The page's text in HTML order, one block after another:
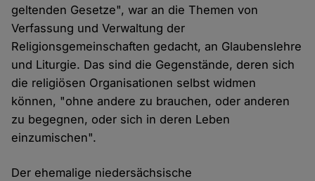
geltenden Gesetze", war an die Themen von
Verfassung und Verwaltung der
Religionsgemeinschaften gedacht, an Glaubenslehre
und Liturgie. Das sind die Gegenstände, deren sich
die religiösen Organisationen selbst widmen
können, "ohne andere zu brauchen, oder anderen
zu begegnen, oder sich in deren Leben
einzumischen".
Der ehemalige niedersächsische